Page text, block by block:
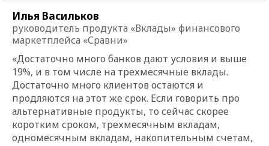
Илья Васильков
руководитель продукта «Вклады» финансового
маркетплейса «Сравни»
«Достаточно много банков дают условия и выше
19%, и в том числе на трехмесячные вклады.
Достаточно много клиентов остаются и
продляются на этот же срок. Если говорить про
альтернативные продукты, то сейчас скорее
коротким сроком, трехмесячным вкладам,
одномесячным вкладам, накопительным счетам,